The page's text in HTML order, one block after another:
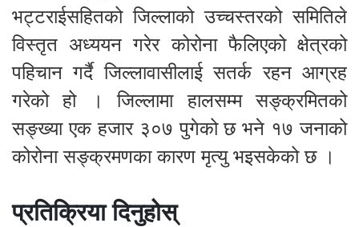
भट्टराईसहितको जिल्लाको उच्चस्तरको समितिले
विस्तृत अध्ययन गरेर कोरोना फैलिएको क्षेत्रको
पहिचान गर्दै जिल्लावासीलाई सतर्क रहन आग्रह
गरेको हो । जिल्लामा हालसम्म सङ्क्रमितको
सङ्ख्या एक हजार ३०७ पुगेको छ भने १७ जनाको
कोरोना सङ्क्रमणका कारण मृत्यु भइसकेको छ ।
प्रतिक्रिया दिनुहोस्